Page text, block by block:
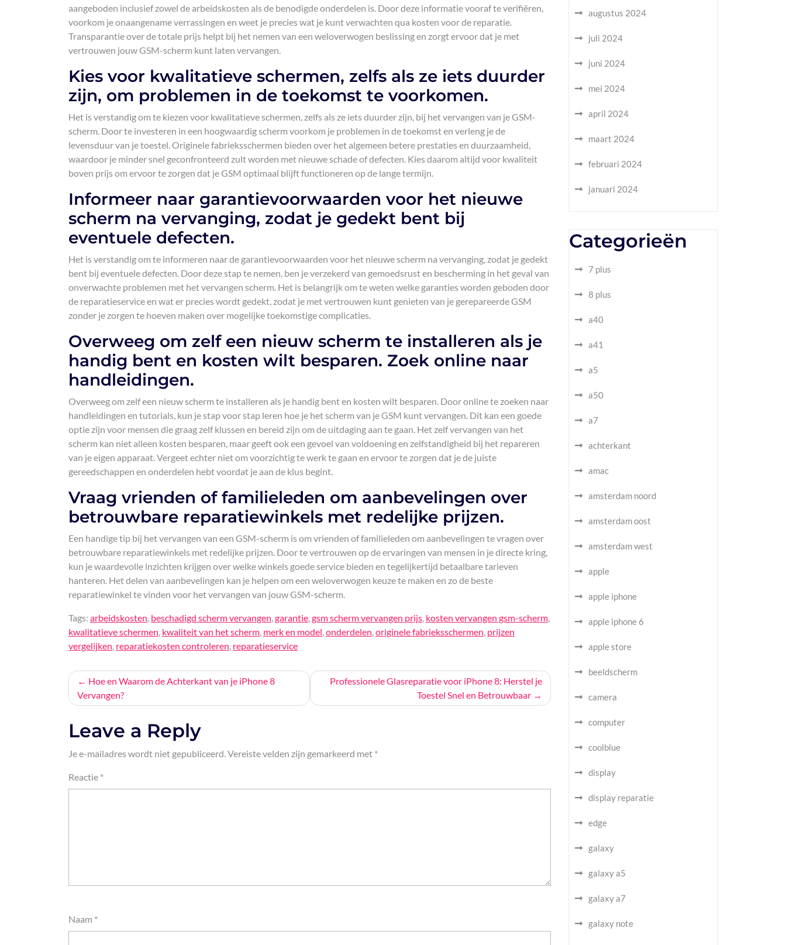
aangeboden inclusief zowel de arbeidskosten als de benodigde onderdelen is. Door deze informatie vooraf te verifiëren,
voorkom je onaangename verrassingen en weet je precies wat je kunt verwachten qua kosten voor de reparatie.
Transparantie over de totale prijs helpt bij het nemen van een weloverwogen beslissing en zorgt ervoor dat je met
vertrouwen jouw GSM-scherm kunt laten vervangen.
Kies voor kwalitatieve schermen, zelfs als ze iets duurder
zijn, om problemen in de toekomst te voorkomen.
Het is verstandig om te kiezen voor kwalitatieve schermen, zelfs als ze iets duurder zijn, bij het vervangen van je GSM-
scherm. Door te investeren in een hoogwaardig scherm voorkom je problemen in de toekomst en verleng je de
levensduur van je toestel. Originele fabrieksschermen bieden over het algemeen betere prestaties en duurzaamheid,
waardoor je minder snel geconfronteerd zult worden met nieuwe schade of defecten. Kies daarom altijd voor kwaliteit
boven prijs om ervoor te zorgen dat je GSM optimaal blijft functioneren op de lange termijn.
Informeer naar garantievoorwaarden voor het nieuwe
scherm na vervanging, zodat je gedekt bent bij
eventuele defecten.
Het is verstandig om te informeren naar de garantievoorwaarden voor het nieuwe scherm na vervanging, zodat je gedekt
bent bij eventuele defecten. Door deze stap te nemen, ben je verzekerd van gemoedsrust en bescherming in het geval van
onverwachte problemen met het vervangen scherm. Het is belangrijk om te weten welke garanties worden geboden door
de reparatieservice en wat er precies wordt gedekt, zodat je met vertrouwen kunt genieten van je gerepareerde GSM
zonder je zorgen te hoeven maken over mogelijke toekomstige complicaties.
Overweeg om zelf een nieuw scherm te installeren als je
handig bent en kosten wilt besparen. Zoek online naar
handleidingen.
Overweeg om zelf een nieuw scherm te installeren als je handig bent en kosten wilt besparen. Door online te zoeken naar
handleidingen en tutorials, kun je stap voor stap leren hoe je het scherm van je GSM kunt vervangen. Dit kan een goede
optie zijn voor mensen die graag zelf klussen en bereid zijn om de uitdaging aan te gaan. Het zelf vervangen van het
scherm kan niet alleen kosten besparen, maar geeft ook een gevoel van voldoening en zelfstandigheid bij het repareren
van je eigen apparaat. Vergeet echter niet om voorzichtig te werk te gaan en ervoor te zorgen dat je de juiste
gereedschappen en onderdelen hebt voordat je aan de klus begint.
Vraag vrienden of familieleden om aanbevelingen over
betrouwbare reparatiewinkels met redelijke prijzen.
Een handige tip bij het vervangen van een GSM-scherm is om vrienden of familieleden om aanbevelingen te vragen over
betrouwbare reparatiewinkels met redelijke prijzen. Door te vertrouwen op de ervaringen van mensen in je directe kring,
kun je waardevolle inzichten krijgen over welke winkels goede service bieden en tegelijkertijd betaalbare tarieven
hanteren. Het delen van aanbevelingen kan je helpen om een weloverwogen keuze te maken en zo de beste
reparatiewinkel te vinden voor het vervangen van jouw GSM-scherm.
Tags: arbeidskosten, beschadigd scherm vervangen,garantie,gsm scherm vervangen prijs, kosten vervangen gsm-scherm,
kwalitatieve schermen, kwaliteit van het scherm, merk en model,onderdelen,originele fabrieksschermen, prijzen
vergelijken, reparatiekosten controleren, reparatieservice
Bericht
navigatie
Hoe en Waarom de Achterkant van je iPhone 8
Vervangen?
Professionele Glasreparatie voor iPhone 8: Herstel je
Toestel Snel en Betrouwbaar
Leave a Reply
Je e-mailadres wordt niet gepubliceerd.Vereiste velden zijn gemarkeerd met *
Reactie *
Naam *
augustus 2024
juli 2024
juni 2024
mei 2024
april 2024
maart 2024
februari 2024
januari 2024
Categorieën
7 plus
8 plus
a40
a41
a5
a50
a7
achterkant
amac
amsterdam noord
amsterdam oost
amsterdam west
apple
apple iphone
apple iphone 6
apple store
beeldscherm
camera
computer
coolblue
display
display reparatie
edge
galaxy
galaxy a5
galaxy a7
galaxy note